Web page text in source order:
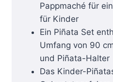
Pappmaché für
für Kinder
Ein Piñata Set
Umfang von 90
und Piñata-Halter
Das Kinder-